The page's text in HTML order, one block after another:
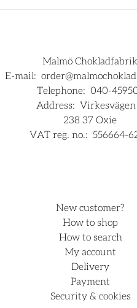
Malmö Chokladfabrik
E-mail:
Telephone: 040-
Address: Virkesvägen
238 37 Oxie
VAT reg. no.: 556664-
New customer?
How to shop
How to search
My account
Delivery
Payment
Security & cookies